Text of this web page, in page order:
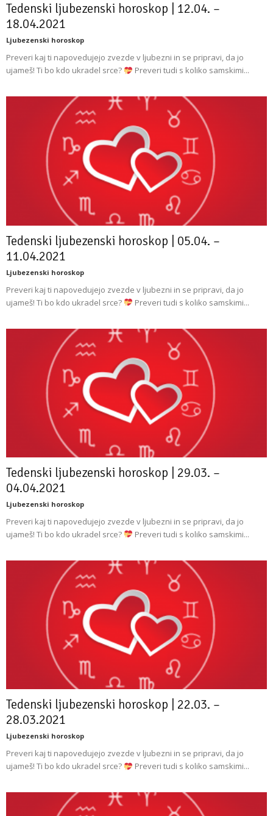
Tedenski ljubezenski horoskop | 12.04. –
18.04.2021
Ljubezenski horoskop
Preveri kaj ti napovedujejo zvezde v ljubezni in se pripravi, da jo
ujameš! Ti bo kdo ukradel srce?
Preveri tudi s koliko samskimi...
Tedenski ljubezenski horoskop | 05.04. –
11.04.2021
Ljubezenski horoskop
Preveri kaj ti napovedujejo zvezde v ljubezni in se pripravi, da jo
ujameš! Ti bo kdo ukradel srce?
Preveri tudi s koliko samskimi...
Tedenski ljubezenski horoskop | 29.03. –
04.04.2021
Ljubezenski horoskop
Preveri kaj ti napovedujejo zvezde v ljubezni in se pripravi, da jo
ujameš! Ti bo kdo ukradel srce?
Preveri tudi s koliko samskimi...
Tedenski ljubezenski horoskop | 22.03. –
28.03.2021
Ljubezenski horoskop
Preveri kaj ti napovedujejo zvezde v ljubezni in se pripravi, da jo
ujameš! Ti bo kdo ukradel srce?
Preveri tudi s koliko samskimi...